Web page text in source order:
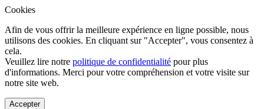
Cookies
Afin de vous offrir la meilleure expérience en ligne possible, nous
utilisons des cookies. En cliquant sur "Accepter", vous consentez à
cela.
Veuillez lire notre politique de confidentialité pour plus
d'informations. Merci pour votre compréhension et votre visite sur
notre site web.
Accepter